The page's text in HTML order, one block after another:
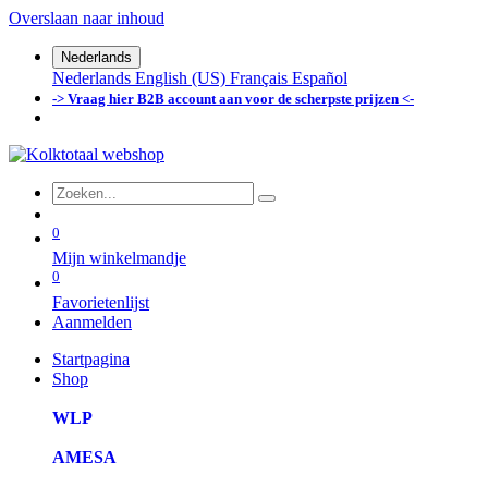
Overslaan naar inhoud
Nederlands
Nederlands English (US) Français Español
-> Vraag hier B2B account aan voor de scherpste prijzen <-
0
Mijn winkelmandje
0
Favorietenlijst
Aanmelden
Startpagina
Shop
WLP
AMESA